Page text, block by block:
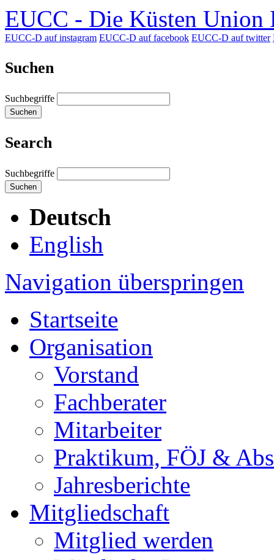
EUCC - Die Küsten Union
EUCC-D auf instagram EUCC-D auf facebook EUCC-D auf twitter
Suchen
Suchbegriffe
Suchen
Search
Suchbegriffe
Suchen
Deutsch
English
Navigation überspringen
Startseite
Organisation
Vorstand
Fachberater
Mitarbeiter
Praktikum, FÖJ &
Jahresberichte
Mitgliedschaft
Mitglied werden